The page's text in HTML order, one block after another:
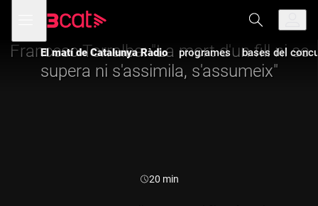
navegació
principal
menú
de
El matí de Catalunya Ràdio programes bases del
Francesc Torralba: "La mort d'un fill ni se
supera ni s'assimila, s'assumeix"
Durada:
20 min